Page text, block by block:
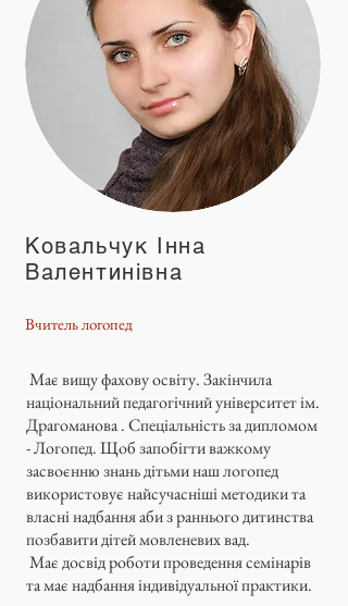
Ковальчук Інна
Валентинівна
Вчитель логопед
Має вищу фахову освіту. Закінчила
національний педагогічний університет ім.
Драгоманова . Спеціальність за дипломом
- Логопед. Щоб запобігти важкому
засвоєнню знань дітьми наш логопед
використовує найсучасніші методики та
власні надбання аби з раннього дитинства
позбавити дітей мовленевих вад.
Має досвід роботи проведення семінарів
та має надбання індивідуальної практики.